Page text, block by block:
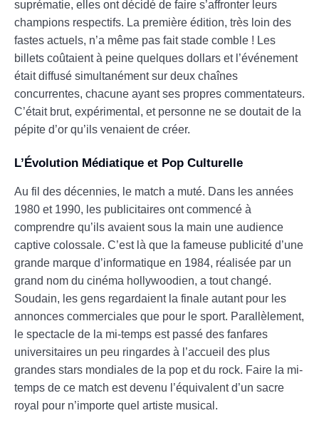
suprématie, elles ont décidé de faire s’affronter leurs
champions respectifs. La première édition, très loin des
fastes actuels, n’a même pas fait stade comble ! Les
billets coûtaient à peine quelques dollars et l’événement
était diffusé simultanément sur deux chaînes
concurrentes, chacune ayant ses propres commentateurs.
C’était brut, expérimental, et personne ne se doutait de la
pépite d’or qu’ils venaient de créer.
L’Évolution Médiatique et Pop Culturelle
Au fil des décennies, le match a muté. Dans les années
1980 et 1990, les publicitaires ont commencé à
comprendre qu’ils avaient sous la main une audience
captive colossale. C’est là que la fameuse publicité d’une
grande marque d’informatique en 1984, réalisée par un
grand nom du cinéma hollywoodien, a tout changé.
Soudain, les gens regardaient la finale autant pour les
annonces commerciales que pour le sport. Parallèlement,
le spectacle de la mi-temps est passé des fanfares
universitaires un peu ringardes à l’accueil des plus
grandes stars mondiales de la pop et du rock. Faire la mi-
temps de ce match est devenu l’équivalent d’un sacre
royal pour n’importe quel artiste musical.